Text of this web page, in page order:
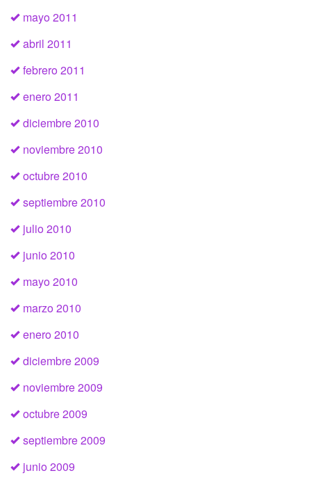
mayo 2011
abril 2011
febrero 2011
enero 2011
diciembre 2010
noviembre 2010
octubre 2010
septiembre 2010
julio 2010
junio 2010
mayo 2010
marzo 2010
enero 2010
diciembre 2009
noviembre 2009
octubre 2009
septiembre 2009
junio 2009